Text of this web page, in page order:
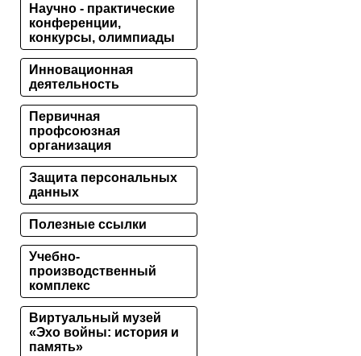
Научно - практические
конференции,
конкурсы, олимпиады
Инновационная
деятельность
Первичная
профсоюзная
организация
Защита персональных
данных
Полезные ссылки
Учебно-
производственный
комплекс
Виртуальный музей
«Эхо войны: история и
память»